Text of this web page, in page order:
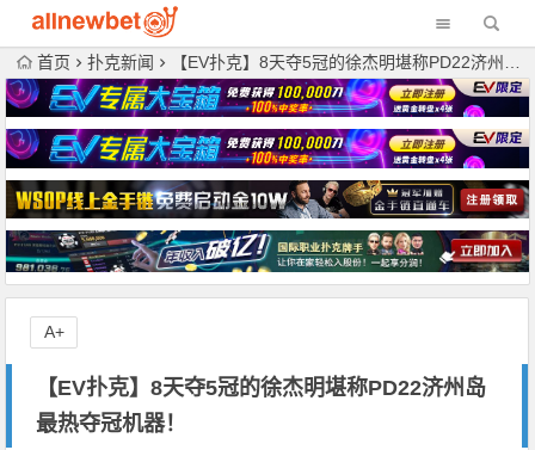
首页 扑克新闻 【EV扑克】8天夺5冠的徐杰明堪称PD22济州岛最热夺冠机器！
【EV扑克】8天夺5冠的徐杰明堪称PD22济州岛
最热夺冠机器！
A+